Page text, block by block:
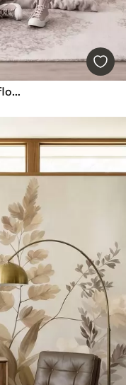
Montanhas e ramos de magnólia em flor, de cor rosa, numa paisagem rica em texturas